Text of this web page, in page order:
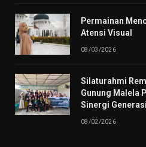
Permainan
Atensi Visual
08/03/2026
Silaturahmi
Gunung Malela
Sinergi
08/02/2026